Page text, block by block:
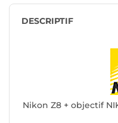
DESCRIPTIF
Nikon Z8 + objectif